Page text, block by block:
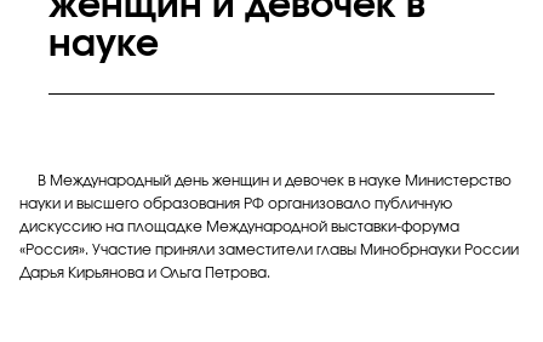
науке
В Международный день женщин и девочек в науке Министерство
науки и высшего образования РФ организовало публичную
дискуссию на площадке Международной выставки-форума
«Россия». Участие приняли заместители главы Минобрнауки России
Дарья Кирьянова и Ольга Петрова.